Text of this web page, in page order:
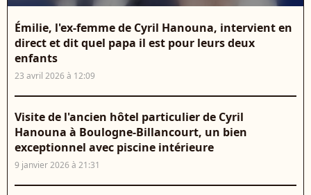
Émilie, l'ex-femme de Cyril Hanouna, intervient en
direct et dit quel papa il est pour leurs deux
enfants
23 avril 2026 à 12:09
Visite de l'ancien hôtel particulier de Cyril
Hanouna à Boulogne-Billancourt, un bien
exceptionnel avec piscine intérieure
9 janvier 2026 à 21:31